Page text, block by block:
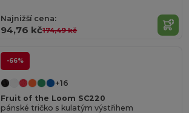
Najnižší cena:
94,76 kč174,49 kč
-66%
+16
Fruit of the Loom SC220
pánské tričko s kulatým výstřihem